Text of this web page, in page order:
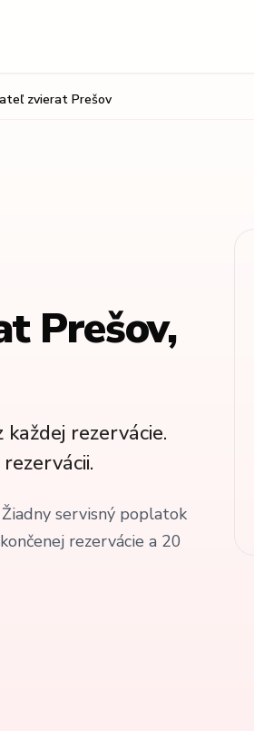
zvierat Prešov
Prešov,
rezervácie.
servisný poplatok
rezervácie a 20